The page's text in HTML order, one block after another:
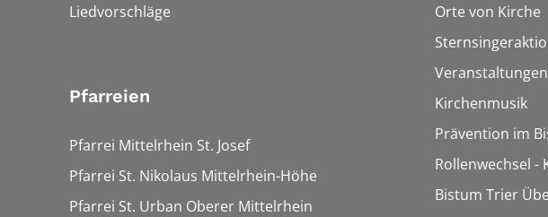
Liedvorschläge
Pfarreien
Pfarrei Mittelrhein St. Josef
Pfarrei St. Nikolaus Mittelrhein-Höhe
Pfarrei St. Urban Oberer Mittelrhein
Orte von Kirche
Veranstaltungen
Kirchenmusik
Prävention im
Rollenwechsel -
Bistum Trier